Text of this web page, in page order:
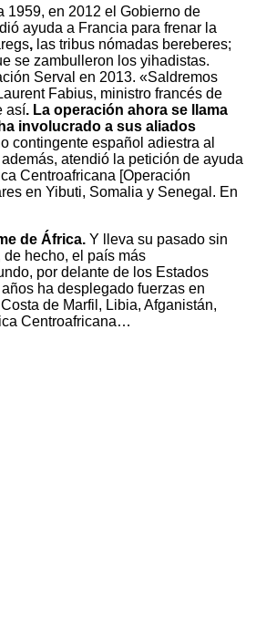
1959, en 2012 el Gobierno de
ayuda a Francia para frenar la
, las tribus nómadas bereberes;
se zambulleron los yihadistas.
Serval en 2013. «Saldremos
Fabius, ministro francés de
así. La operación ahora se llama
involucrado a sus aliados
contingente español adiestra al
atendió la petición de ayuda
Centroafricana [Operación
en Yibuti, Somalia y Senegal. En
de África. Y lleva su pasado sin
hecho, el país más
por delante de los Estados
ha desplegado fuerzas en
de Marfil, Libia, Afganistán,
Centroafricana…